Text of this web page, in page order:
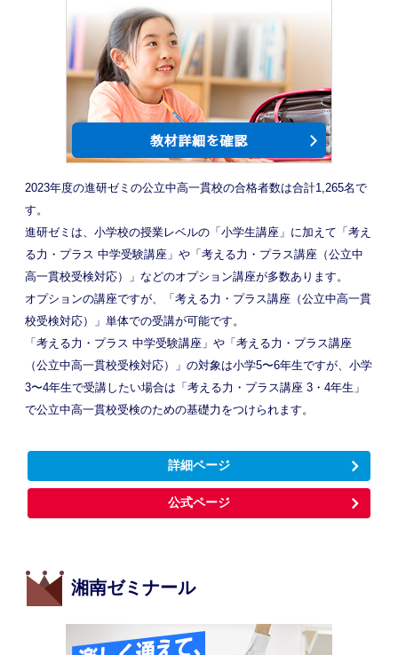
2023年度の進研ゼミの公立中高一貫校の合格者数は合計1,265名で
す。
進研ゼミは、小学校の授業レベルの「小学生講座」に加えて「考え
る力・プラス 中学受験講座」や「考える力・プラス講座（公立中
高一貫校受検対応）」などのオプション講座が多数あります。
オプションの講座ですが、「考える力・プラス講座（公立中高一貫
校受検対応）」単体での受講が可能です。
「考える力・プラス 中学受験講座」や「考える力・プラス講座
（公立中高一貫校受検対応）」の対象は小学5〜6年生ですが、小学
3〜4年生で受講したい場合は「考える力・プラス講座 3・4年生」
で公立中高一貫校受検のための基礎力をつけられます。
詳細ページ
公式ページ
湘南ゼミナール